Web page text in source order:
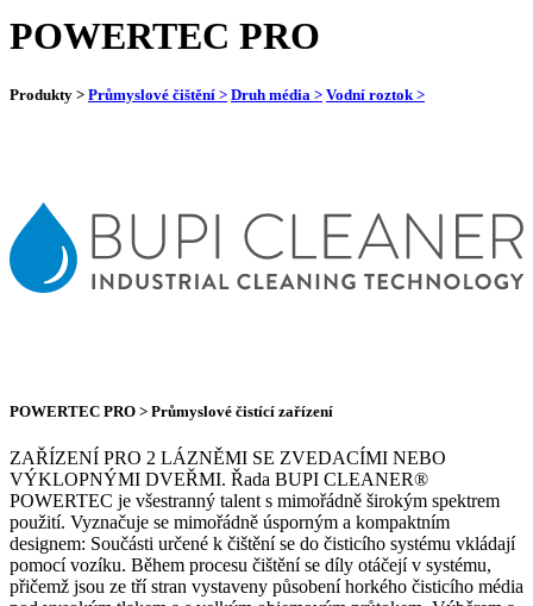
POWERTEC PRO
Produkty > Průmyslové čištění > Druh média > Vodní roztok >
POWERTEC PRO > Průmyslové čistící zařízení
ZAŘÍZENÍ PRO 2 LÁZNĚMI SE ZVEDACÍMI NEBO
VÝKLOPNÝMI DVEŘMI. Řada BUPI CLEANER®
POWERTEC je všestranný talent s mimořádně širokým spektrem
použití. Vyznačuje se mimořádně úsporným a kompaktním
designem: Součásti určené k čištění se do čisticího systému vkládají
pomocí vozíku. Během procesu čištění se díly otáčejí v systému,
přičemž jsou ze tří stran vystaveny působení horkého čisticího média